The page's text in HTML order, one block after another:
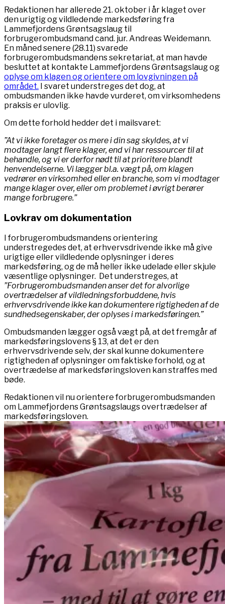
Redaktionen har allerede 21. oktober i år klaget over
den urigtig og vildledende markedsføring fra
Lammefjordens Grøntsagslaug til
forbrugerombudsmand cand. jur. Andreas Weidemann.
En måned senere (28.11) svarede
forbrugerombudsmandens sekretariat, at man havde
besluttet at kontakte Lammefjordens Grøntsagslaug og
oplyse om klagen og orientere om lovgivningen på
området. I svaret understreges det dog, at
ombudsmanden ikke havde vurderet, om virksomhedens
praksis er ulovlig.
Om dette forhold hedder det i mailsvaret:
”At vi ikke foretager os mere i din sag skyldes, at vi
modtager langt flere klager, end vi har ressourcer til at
behandle, og vi er derfor nødt til at prioritere blandt
henvendelserne. Vi lægger bl.a. vægt på, om klagen
vedrører en virksomhed eller en branche, som vi modtager
mange klager over, eller om problemet i øvrigt berører
mange forbrugere.”
Lovkrav om dokumentation
I forbrugerombudsmandens orientering
understregedes det, at erhvervsdrivende ikke må give
urigtige eller vildledende oplysninger i deres
markedsføring, og de må heller ikke udelade eller skjule
væsentlige oplysninger. Det understreges, at
”Forbrugerombudsmanden anser det for alvorlige
overtrædelser af vildledningsforbuddene, hvis
erhvervsdrivende ikke kan dokumentere rigtigheden af de
sundhedsegenskaber, der oplyses i markedsføringen.”
Ombudsmanden lægger også vægt på, at det fremgår af
markedsføringslovens § 13, at det er den
erhvervsdrivende selv, der skal kunne dokumentere
rigtigheden af oplysninger om faktiske forhold, og at
overtrædelse af markedsføringsloven kan straffes med
bøde.
Redaktionen vil nu orientere forbrugerombudsmanden
om Lammefjordens Grøntsagslaugs overtrædelser af
markedsføringsloven.